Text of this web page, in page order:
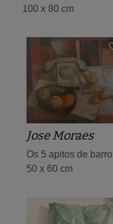
100 x 80 cm
Jose Moraes
Os 5 apitos de barro
50 x 60 cm